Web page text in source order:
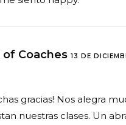
of Coaches13 DE
gracias! Nos alegra
nuestras clases. Un